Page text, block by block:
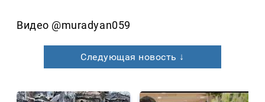
Видео @muradyan059
Следующая новость ↓